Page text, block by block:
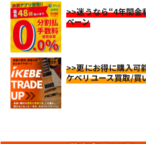
>>迷うなら“4年間金
ペーン
>>更にお得に購入可
ケベリユース買取/買